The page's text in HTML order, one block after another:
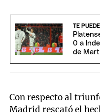
TE
0 a
de
Con respecto al
Madrid rescató el